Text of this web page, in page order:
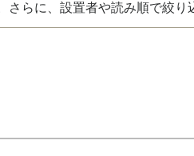
さらに、設置者や読み順で絞り